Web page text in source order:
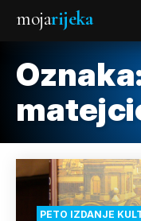
mojarijeka
PETO IZDANJE